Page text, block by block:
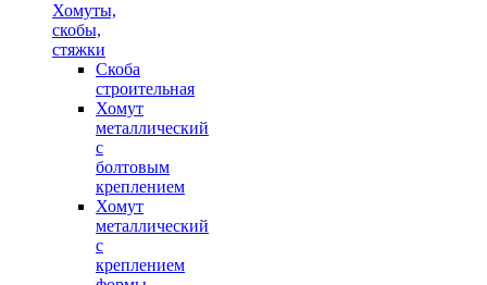
Хомуты,
скобы,
стяжки
Скоба
строительная
Хомут
металлический
с
болтовым
креплением
Хомут
металлический
с
креплением